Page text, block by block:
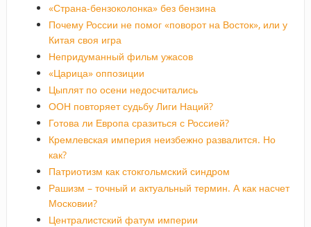
«Страна-бензоколонка» без бензина
Почему России не помог «поворот на Восток», или у
Китая своя игра
Непридуманный фильм ужасов
«Царица» оппозиции
Цыплят по осени недосчитались
ООН повторяет судьбу Лиги Наций?
Готова ли Европа сразиться с Россией?
Кремлевская империя неизбежно развалится. Но
как?
Патриотизм как стокгольмский синдром
Рашизм – точный и актуальный термин. А как насчет
Московии?
Централистский фатум империи